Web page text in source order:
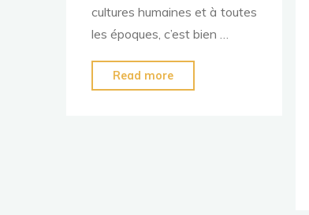
cultures humaines et à toutes
les époques, c’est bien …
Read more